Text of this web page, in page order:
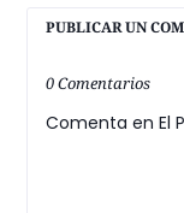
PUBLICAR UN
0 Comentarios
Comenta en El